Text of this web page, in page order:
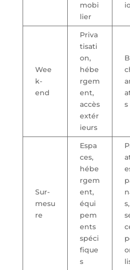
mobi
lier
Wee
k-
end
Priva
tisati
on,
hébe
rgem
ent,
accès
extér
ieurs
s
Sur-
mesu
re
Espa
ces,
hébe
rgem
ent,
équi
pem
ents
spéci
fique
s
s,